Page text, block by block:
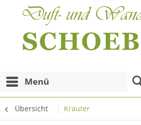
Menü
Übersicht Kräuter